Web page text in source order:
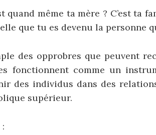
quand même ta mère ? C’est ta
que tu es devenu la personne
des opprobres que peuvent
fonctionnent comme un
des individus dans des
supérieur.